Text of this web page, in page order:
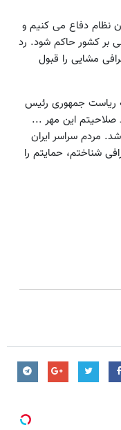
نظام دفاع می کنیم و
بر کشور حاکم شود. رد
مشایی را قبول
ریاست جمهوری رئیس
صلاحیتم این مهر ...
مردم سراسر ایران
شناختم، حمایتم را